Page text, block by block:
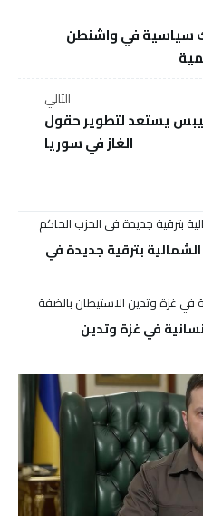
سياسية في واشنطن
التالي
يستعد لتطوير حقول
الغاز في سوريا
بترقية جديدة في
في غزة وتدين